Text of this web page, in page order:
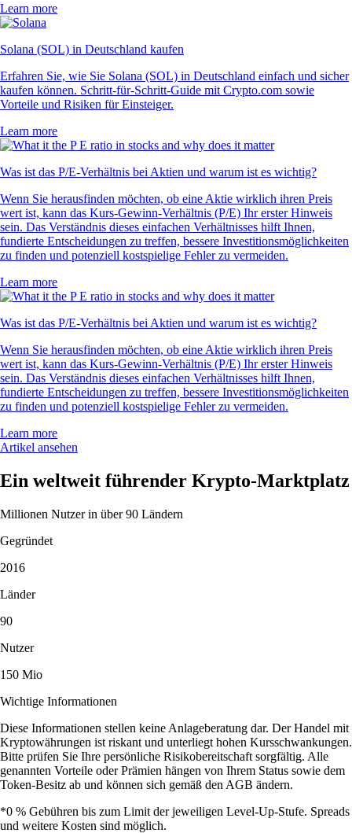
Learn more
Solana (SOL) in Deutschland kaufen
Erfahren Sie, wie Sie Solana (SOL) in Deutschland einfach und sicher
kaufen können. Schritt-für-Schritt-Guide mit Crypto.com sowie
Vorteile und Risiken für Einsteiger.
Learn more
Was ist das P/E-Verhältnis bei Aktien und warum ist es wichtig?
Wenn Sie herausfinden möchten, ob eine Aktie wirklich ihren Preis
wert ist, kann das Kurs-Gewinn-Verhältnis (P/E) Ihr erster Hinweis
sein. Das Verständnis dieses einfachen Verhältnisses hilft Ihnen,
fundierte Entscheidungen zu treffen, bessere Investitionsmöglichkeiten
zu finden und potenziell kostspielige Fehler zu vermeiden.
Learn more
Was ist das P/E-Verhältnis bei Aktien und warum ist es wichtig?
Wenn Sie herausfinden möchten, ob eine Aktie wirklich ihren Preis
wert ist, kann das Kurs-Gewinn-Verhältnis (P/E) Ihr erster Hinweis
sein. Das Verständnis dieses einfachen Verhältnisses hilft Ihnen,
fundierte Entscheidungen zu treffen, bessere Investitionsmöglichkeiten
zu finden und potenziell kostspielige Fehler zu vermeiden.
Learn more
Artikel ansehen
Ein weltweit führender Krypto-Marktplatz
Millionen Nutzer in über 90 Ländern
Gegründet
2016
Länder
90
Nutzer
150 Mio
Wichtige Informationen
Diese Informationen stellen keine Anlageberatung dar. Der Handel mit
Kryptowährungen ist riskant und unterliegt hohen Kursschwankungen.
Bitte prüfen Sie Ihre persönliche Risikobereitschaft sorgfältig. Alle
genannten Vorteile oder Prämien hängen von Ihrem Status sowie dem
Token-Besitz ab und können sich gemäß den AGB ändern.
*0 % Gebühren bis zum Limit der jeweiligen Level-Up-Stufe. Spreads
und weitere Kosten sind möglich.